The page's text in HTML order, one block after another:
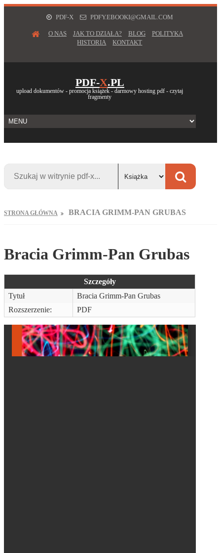
PDF-X PDFY.EBOOKI@GMAIL.COM
O NAS JAK TO DZIAŁA? BLOG
POLITYKA
HISTORIA
KONTAKT
PDF-X.PL
upload dokumentów - promocja książek - darmowy hosting pdf - czytaj
fragmenty
STRONA GŁÓWNA BRACIA GRIMM-PAN GRUBAS
Bracia Grimm-Pan Grubas
Szczegóły
Tytuł
Bracia Grimm-Pan Grubas
Rozszerzenie:
PDF